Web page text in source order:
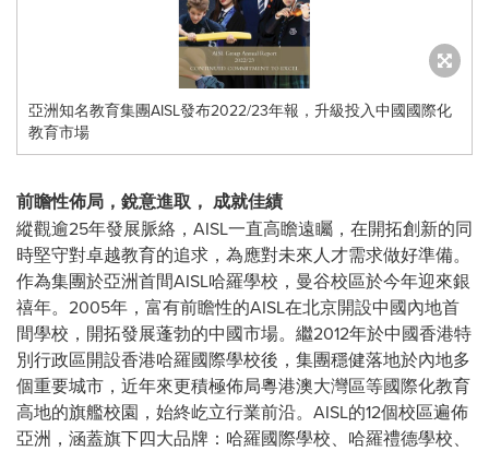
亞洲知名教育集團AISL發布2022/23年報，升級投入中國國際化
教育市場
前瞻性佈局，銳意進取， 成就佳績
縱觀逾25年發展脈絡，AISL一直高瞻遠矚，在開拓創新的同
時堅守對卓越教育的追求，為應對未來人才需求做好準備。
作為集團於亞洲首間AISL哈羅學校，曼谷校區於今年迎來銀
禧年。2005年，富有前瞻性的AISL在北京開設中國內地首
間學校，開拓發展蓬勃的中國市場。繼2012年於中國香港特
別行政區開設香港哈羅國際學校後，集團穩健落地於內地多
個重要城市，近年來更積極佈局粵港澳大灣區等國際化教育
高地的旗艦校園，始終屹立行業前沿。AISL的12個校區遍佈
亞洲，涵蓋旗下四大品牌：哈羅國際學校、哈羅禮德學校、